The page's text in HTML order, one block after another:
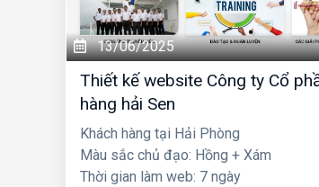
13/06/2025
Thiết kế website Công ty Cổ
hàng hải Sen
Khách hàng tại Hải Phòng
Màu sắc chủ đạo: Hồng + Xám
Thời gian làm web: 7 ngày